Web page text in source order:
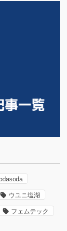
ウユニ塩湖
フェムテック